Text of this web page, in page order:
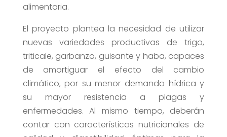
alimentaria.
El proyecto plantea la necesidad de utilizar
nuevas variedades productivas de trigo,
triticale, garbanzo, guisante y haba, capaces
de amortiguar el efecto del cambio
climático, por su menor demanda hídrica y
su mayor resistencia a plagas y
enfermedades. Al mismo tiempo, deberán
contar con características nutricionales de